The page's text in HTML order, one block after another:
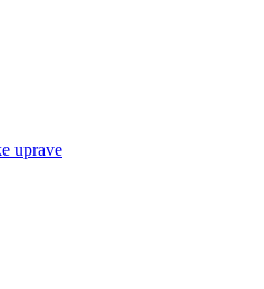
uprave